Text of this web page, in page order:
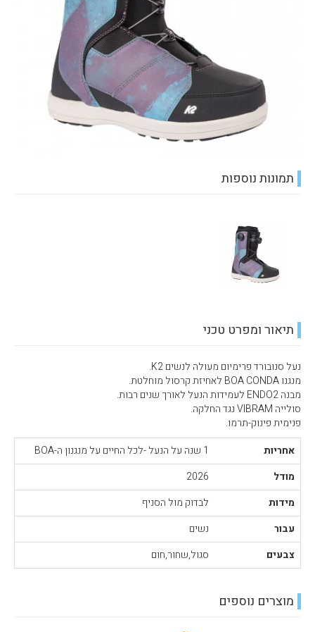
תמונות נוספות
תיאור ומפרט טכני
נעל סנובורד פרימיום מעולה לנשים K2.
מנגנו BOA CONDA לאחיזת קרסול מוחלטת.
מבנה ENDO2 לעמידות הנעל לאורך שנים רבות.
סולייה VIBRAM נגד החלקה.
פנימית פינוק-תרמו.
אחריות
1 שנה על הנעל -לכל החיים על מנגנון ה-BOA
מודל
2026
מידות
לבדוק מול הסניף
עבור
נשים
צבעים
סגול,שחור,חום
מוצרים נוספים